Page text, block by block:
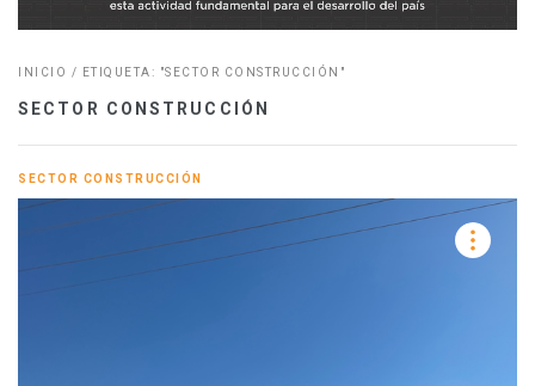
INICIO / ETIQUETA: "SECTOR CONSTRUCCIÓN"
SECTOR CONSTRUCCIÓN
SECTOR CONSTRUCCIÓN